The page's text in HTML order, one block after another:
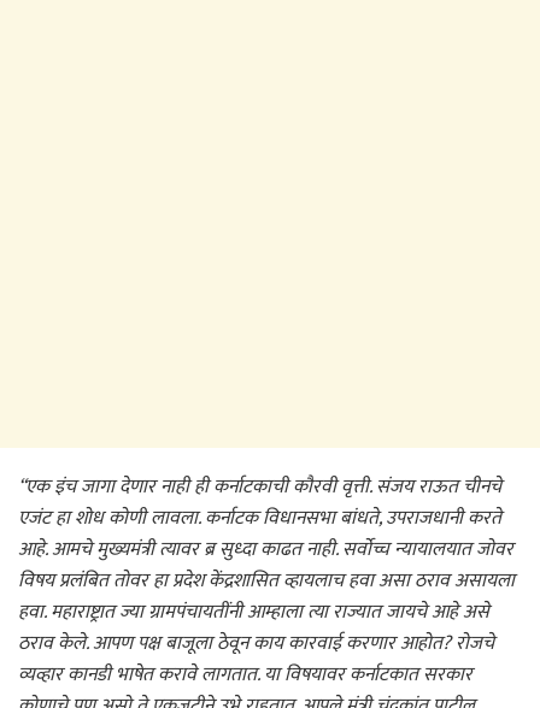
“एक इंच जागा देणार नाही ही कर्नाटकाची कौरवी वृत्ती. संजय राऊत चीनचे
एजंट हा शोध कोणी लावला. कर्नाटक विधानसभा बांधते, उपराजधानी करते
आहे. आमचे मुख्यमंत्री त्यावर ब्र सुध्दा काढत नाही. सर्वोच्च न्यायालयात जोवर
विषय प्रलंबित तोवर हा प्रदेश केंद्रशासित व्हायलाच हवा असा ठराव असायला
हवा. महाराष्ट्रात ज्या ग्रामपंचायतींनी आम्हाला त्या राज्यात जायचे आहे असे
ठराव केले. आपण पक्ष बाजूला ठेवून काय कारवाई करणार आहोत? रोजचे
व्यव्हार कानडी भाषेत करावे लागतात. या विषयावर कर्नाटकात सरकार